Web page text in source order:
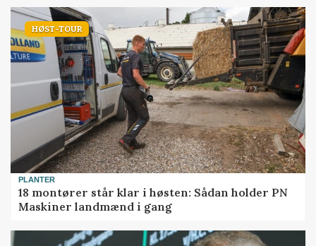
HØST-TOUR
PLANTER
18 montører står klar i høsten: Sådan holder PN
Maskiner landmænd i gang